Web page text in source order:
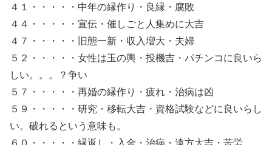
４１・・・・・中年の縁作り・良縁・腐敗
４４・・・・・宣伝・催しごと人集めに大吉
４７・・・・・旧態一新・収入増大・夫婦
５２・・・・・女性は玉の輿・投機吉・パチンコに良いら
しい。。。？争い
５７・・・・・再婚の縁作り・疲れ・治病は凶
５９・・・・・研究・移転大吉・資格試験などに良いらし
い。破れるという意味も。